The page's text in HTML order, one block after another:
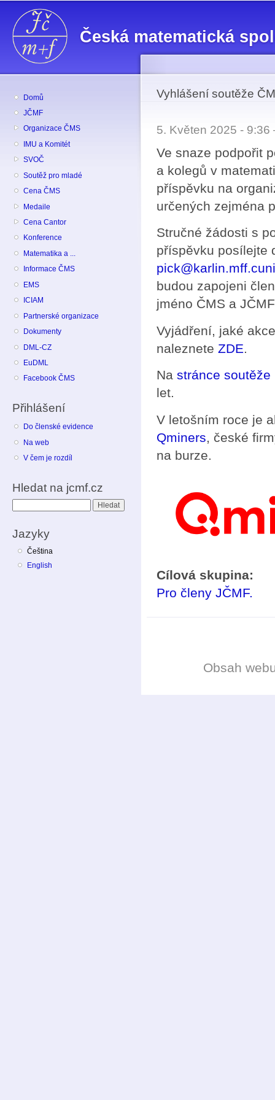
Česká matematická
Domů
JČMF
Organizace ČMS
IMU a Komitét
SVOČ
Soutěž pro mladé
Cena ČMS
Medaile
Cena Cantor
Konference
Matematika a ...
Informace ČMS
EMS
ICIAM
Partnerské organizace
Dokumenty
DML-CZ
EuDML
Facebook ČMS
Přihlášení
Do členské evidence
Na web
V čem je rozdíl
Hledat na jcmf.cz
Jazyky
Čeština
English
Vyhlášení soutěže
5. Květen 2025 -
Ve snaze podpořit
a kolegů v
příspěvku na
určených zejména
Stručné žádosti s
příspěvku posílejte
budou zapojeni
jméno ČMS a
Vyjádření, jaké
naleznete ZDE.
Na stránce soutěže
let.
V letošním roce je
Qminers, české
na burze.
Cílová skupina:
Pro členy JČMF.
Obsah